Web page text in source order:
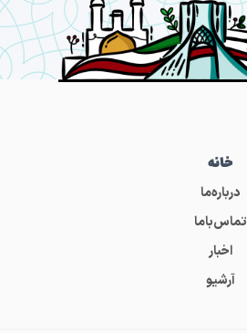
خانه
درباره‌ما
تماس‌باما
اخبار
آرشیو